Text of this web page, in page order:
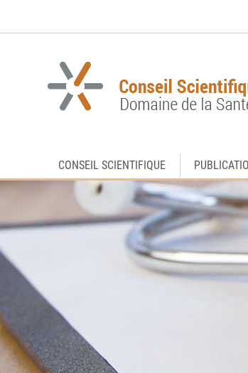
la
contenu
CONSEIL SCIENTIFIQUE